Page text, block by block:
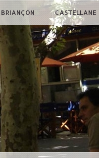
BRIANÇON CASTELLANE